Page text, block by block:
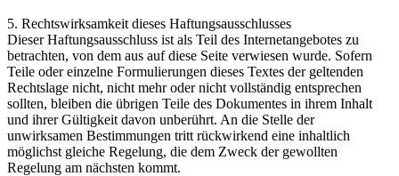
5. Rechtswirksamkeit dieses Haftungsausschlusses
Dieser Haftungsausschluss ist als Teil des Internetangebotes zu
betrachten, von dem aus auf diese Seite verwiesen wurde. Sofern
Teile oder einzelne Formulierungen dieses Textes der geltenden
Rechtslage nicht, nicht mehr oder nicht vollständig entsprechen
sollten, bleiben die übrigen Teile des Dokumentes in ihrem Inhalt
und ihrer Gültigkeit davon unberührt. An die Stelle der
unwirksamen Bestimmungen tritt rückwirkend eine inhaltlich
möglichst gleiche Regelung, die dem Zweck der gewollten
Regelung am nächsten kommt.